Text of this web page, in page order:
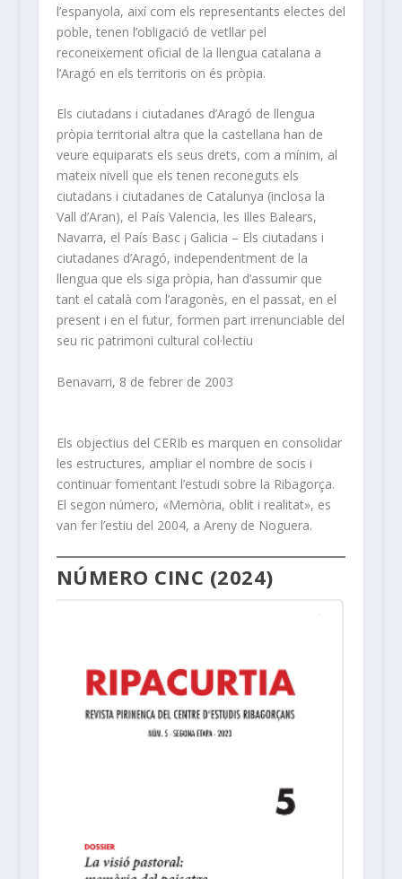
l’espanyola, així com els representants electes del
poble, tenen l’obligació de vetllar pel
reconeixement oficial de la llengua catalana a
l’Aragó en els territoris on és pròpia.
Els ciutadans i ciutadanes d’Aragó de llengua
pròpia territorial altra que la castellana han de
veure equiparats els seus drets, com a mínim, al
mateix nivell que els tenen reconeguts els
ciutadans i ciutadanes de Catalunya (inclosa la
Vall d’Aran), el País Valencia, les Illes Balears,
Navarra, el País Basc ¡ Galicia – Els ciutadans i
ciutadanes d’Aragó, independentment de la
llengua que els siga pròpia, han d’assumir que
tant el català com l’aragonès, en el passat, en el
present i en el futur, formen part irrenunciable del
seu ric patrimoni cultural col·lectiu
Benavarri, 8 de febrer de 2003
Els objectius del CERIb es marquen en consolidar
les estructures, ampliar el nombre de socis i
continuar fomentant l’estudi sobre la Ribagorça.
El segon número, «Memòria, oblit i realitat», es
van fer l’estiu del 2004, a Areny de Noguera.
NÚMERO CINC (2024)